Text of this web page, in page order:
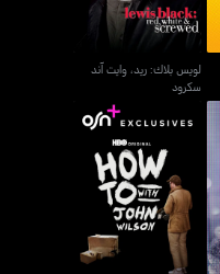
لويس بلاك: ريد، وايت آند
سكرود
هاو تو ويذ جون ويلسن